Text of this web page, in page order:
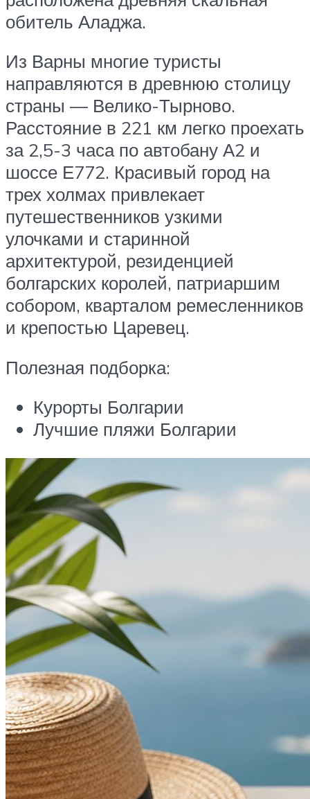
обитель Аладжа.
Из Варны многие туристы
направляются в древнюю столицу
страны — Велико-Тырново.
Расстояние в 221 км легко проехать
за 2,5-3 часа по автобану А2 и
шоссе Е772. Красивый город на
трех холмах привлекает
путешественников узкими
улочками и старинной
архитектурой, резиденцией
болгарских королей, патриаршим
собором, кварталом ремесленников
и крепостью Царевец.
Полезная подборка:
Курорты Болгарии
Лучшие пляжи Болгарии